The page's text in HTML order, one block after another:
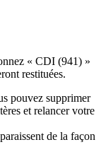
« CDI (941) »
restituées.
pouvez supprimer
et relancer votre
de la façon